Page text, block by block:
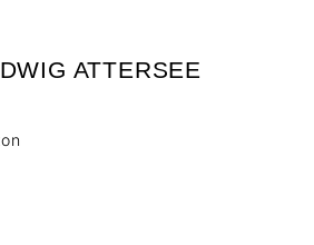
ATTERSEE